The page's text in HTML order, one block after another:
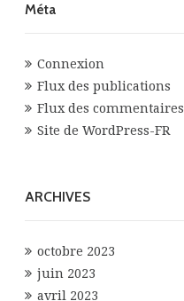
Méta
Connexion
Flux des publications
Flux des commentaires
Site de WordPress-FR
ARCHIVES
octobre 2023
juin 2023
avril 2023